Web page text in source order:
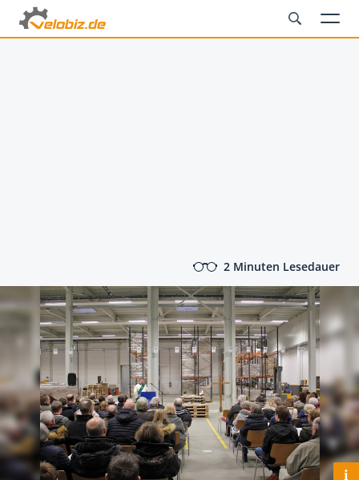
2 Minuten Lesedauer
i